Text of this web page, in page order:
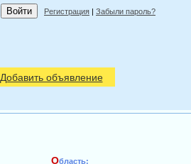
Регистрация | Забыли пароль?
Добавить объявление
Область: